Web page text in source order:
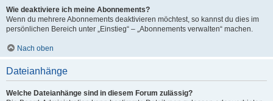
Wie deaktiviere ich meine Abonnements?
Wenn du mehrere Abonnements deaktivieren möchtest, so kannst du dies im
persönlichen Bereich unter „Einstieg“ – „Abonnements verwalten“ machen.
Nach oben
Dateianhänge
Welche Dateianhänge sind in diesem Forum zulässig?